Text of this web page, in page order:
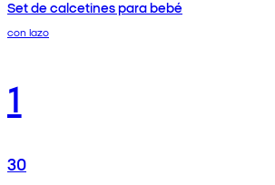
Set de calcetines para bebé
con lazo
1
30